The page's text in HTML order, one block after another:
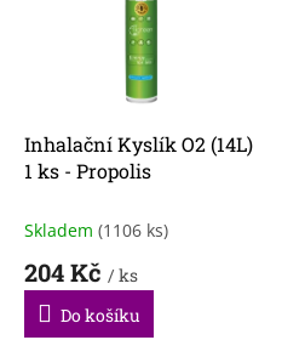
Inhalační Kyslík O2 (14L)
1 ks - Propolis
Skladem (1106 ks)
204 Kč / ks
Do košíku